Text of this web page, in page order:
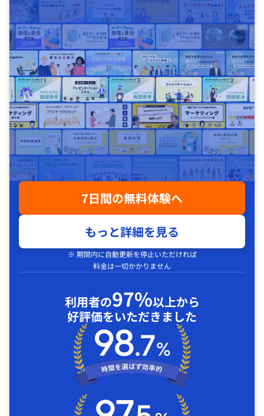
7日間の無料体験へ
もっと詳細を見る
※ 期間内に自動更新を停止いただければ
料金は一切かかりません
利用者の97%以上から
好評価をいただきました